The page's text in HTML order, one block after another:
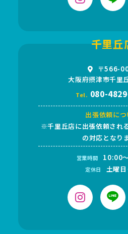
千里丘
〒566-
大阪府摂津市千里
Tel. 080-
出張依頼につ
※千里丘店に出張依頼され
の対応となり
営業時間 10:00
定休日 土曜